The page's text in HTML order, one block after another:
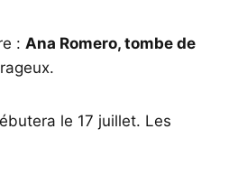
: Ana Romero, tombe de
le 17 juillet. Les